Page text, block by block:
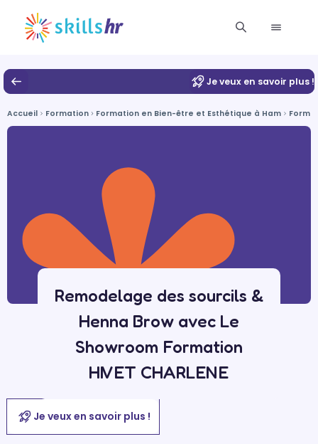
Je veux en savoir plus !
Accueil Formation Formation en Bien-être et Esthétique à Ham
Remodelage des sourcils &
Henna Brow avec Le
Showroom Formation
HIVET CHARLENE
Je veux en savoir plus !